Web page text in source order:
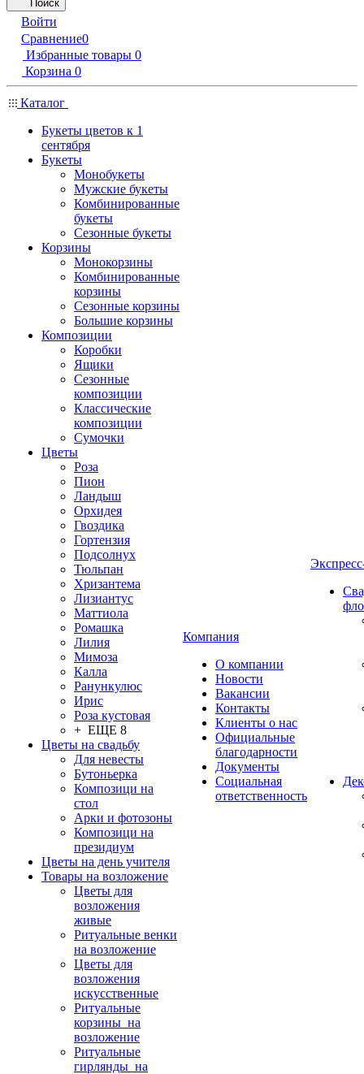
Поиск
Войти
Сравнение0
Избранные товары 0
Корзина 0
Каталог
Букеты цветов к 1
сентября
Букеты
Монобукеты
Мужские букеты
Комбинированные
букеты
Сезонные букеты
Корзины
Монокорзины
Комбинированные
корзины
Сезонные корзины
Большие корзины
Композиции
Коробки
Ящики
Сезонные
композиции
Классические
композиции
Сумочки
Цветы
Роза
Пион
Ландыш
Орхидея
Гвоздика
Гортензия
Подсолнух
Тюльпан
Хризантема
Лизиантус
Маттиола
Ромашка
Лилия
Мимоза
Калла
Ранункулюс
Ирис
Роза кустовая
+ ЕЩЕ 8
Цветы на свадьбу
Для невесты
Бутоньерка
Композици на
стол
Арки и фотозоны
Композици на
президиум
Цветы на день учителя
Товары на возложение
Цветы для
возложения
живые
Ритуальные венки
на возложение
Цветы для
возложения
искусственные
Ритуальные
корзины на
возложение
Ритуальные
гирлянды на
Компания
О компании
Новости
Вакансии
Контакты
Клиенты о нас
Официальные
благодарности
Документы
Социальная
ответственность